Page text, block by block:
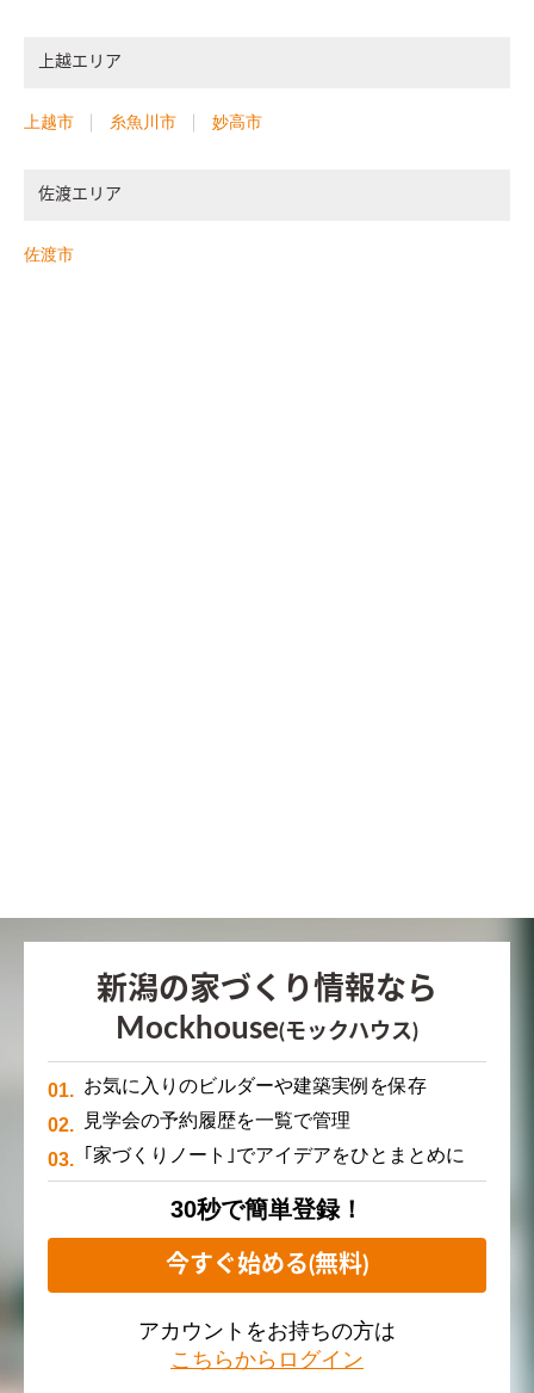
上越エリア
上越市 糸魚川市 妙高市
佐渡エリア
佐渡市
新潟の家づくり情報なら
Mockhouse(モックハウス)
お気に入りのビルダーや建築実例を保存
見学会の予約履歴を一覧で管理
｢家づくりノート｣でアイデアをひとまとめに
30秒で簡単登録！
今すぐ始める(無料)
アカウントをお持ちの方は
こちらからログイン